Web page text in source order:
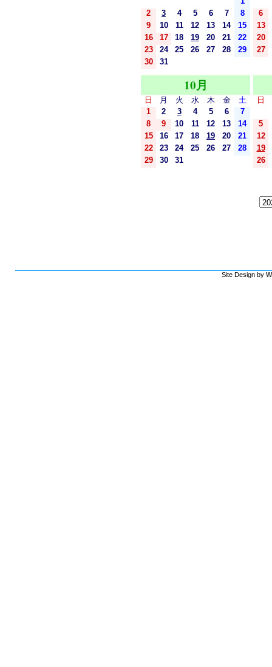
2
3 4 5 6 7
8
9
10 11 12 13 14
15
16
17 18 19 20 21
22
23
24 25 26 27 28
29
30
31
6
13
20
27
10月
日 月 火 水 木 金
土
1
2 3 4 5 6
7
8
9 10 11 12 13
14
15
16 17 18 19 20
21
22
23 24 25 26 27
28
29
30 31
日
5
12
19
26
Site Design by